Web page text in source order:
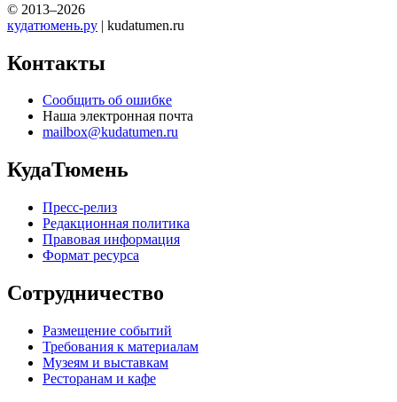
© 2013–2026
кудатюмень.ру | kudatumen.ru
Контакты
Сообщить об ошибке
Наша электронная почта
mailbox@kudatumen.ru
КудаТюмень
Пресс-релиз
Редакционная политика
Правовая информация
Формат ресурса
Сотрудничество
Размещение событий
Требования к материалам
Музеям и выставкам
Ресторанам и кафе